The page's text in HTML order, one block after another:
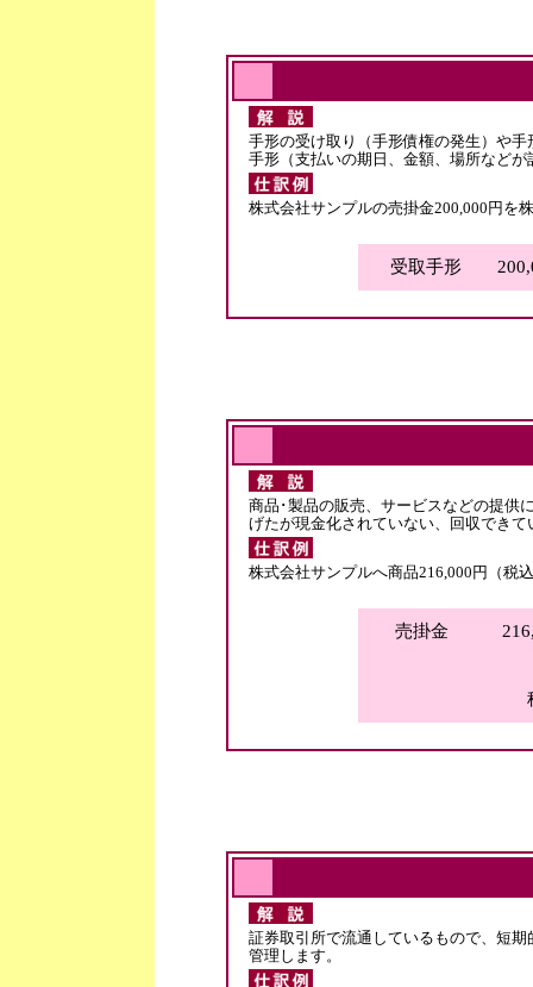
手形の受け取り（手形債権の発生）や
手形（支払いの期日、金額、場所などが
株式会社サンプルの売掛金200,000円を
受取手形
商品･製品の販売、サービスなどの提供
げたが現金化されていない、回収でき
株式会社サンプルへ商品216,000円（税
売掛金
証券取引所で流通しているもので、短
管理します。